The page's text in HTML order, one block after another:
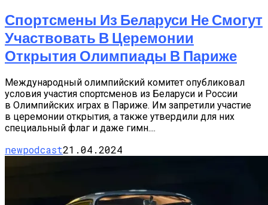
Спортсмены Из Беларуси Не Смогут
Участвовать В Церемонии
Открытия Олимпиады В Париже
Международный олимпийский комитет опубликовал
условия участия спортсменов из Беларуси и России
в Олимпийских играх в Париже. Им запретили участие
в церемонии открытия, а также утвердили для них
специальный флаг и даже гимн....
newpodcast21.04.2024